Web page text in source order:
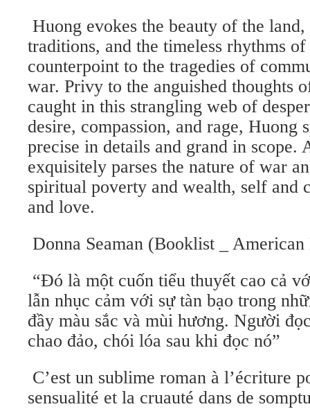
Huong evokes the beauty of the land,
traditions, and the timeless rhythms
counterpoint to the tragedies of
war. Privy to the anguished thoughts
caught in this strangling web of
desire, compassion, and rage, Huong
precise in details and grand in scope.
exquisitely parses the nature of war
spiritual poverty and wealth, self and
and love.
Donna Seaman (Booklist _
“Đó là một cuốn tiểu thuyết cao cả
lẫn nhục cảm với sự tàn bạo trong
đầy màu sắc và mùi hương. Người
chao đảo, chói lóa sau khi đọc nó”
C’est un sublime roman à l’écriture
sensualité et la cruauté dans de